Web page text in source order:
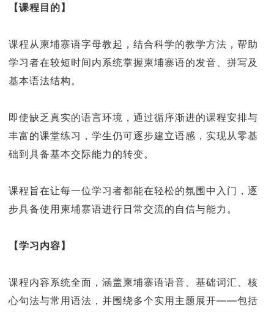
【课程目的】
课程从柬埔寨语字母教起，结合科学的教学方法，帮助
学习者在较短时间内系统掌握柬埔寨语的发音、拼写及
基本语法结构。
即使缺乏真实的语言环境，通过循序渐进的课程安排与
丰富的课堂练习，学生仍可逐步建立语感，实现从零基
础到具备基本交际能力的转变。
课程旨在让每一位学习者都能在轻松的氛围中入门，逐
步具备使用柬埔寨语进行日常交流的自信与能力。
【学习内容】
课程内容系统全面，涵盖柬埔寨语语音、基础词汇、核
心句法与常用语法，并围绕多个实用主题展开——包括